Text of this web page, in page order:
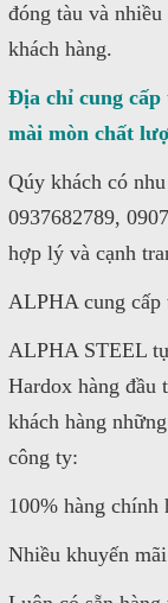
đóng tàu và
khách hàng.
Địa chỉ cung cấp
mài mòn chất
Qúy khách có
0937682789,
hợp lý và cạnh
ALPHA cung cấp
ALPHA STEEL
Hardox hàng đầu
khách hàng
công ty:
100% hàng
Nhiều khuyến